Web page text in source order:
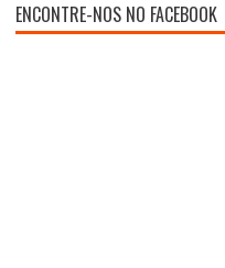
ENCONTRE-NOS NO FACEBOOK